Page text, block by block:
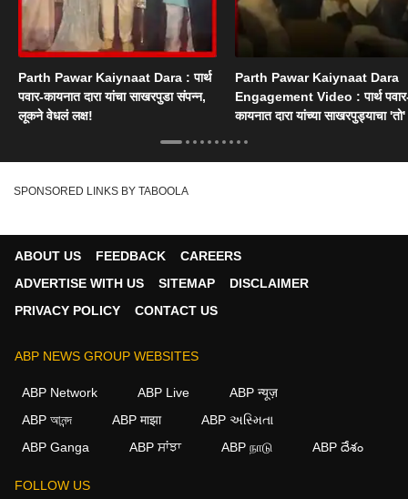
Parth Pawar Kaiynaat Dara : पार्थ
पवार-कायनात दारा यांचा साखरपुडा संपन्न,
लूकने वेधलं लक्ष!
Parth Pawar Kaiynaat Dara
Engagement Video : पार्थ
कायनात दारा यांच्या साखरपुड्याचा 'तो'
SPONSORED LINKS BY TABOOLA
ABOUT US FEEDBACK
CAREERS
ADVERTISE WITH US
SITEMAP
DISCLAIMER
PRIVACY POLICY
CONTACT US
ABP NEWS GROUP WEBSITES
ABP Network ABP Live
ABP न्यूज़
ABP আনন্দ
ABP माझा
ABP અસ્મિતા
ABP Ganga
ABP ਸਾਂਝਾ ABP நாடு ABP దేశం
FOLLOW US
We use cookies to improve your experience, analyze